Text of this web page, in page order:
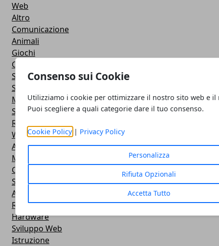
Consenso sui Cookie
Utilizziamo i cookie per ottimizzare il nostro sito web e il
Puoi scegliere a quali categorie dare il tuo consenso.
Cookie Policy| Privacy Policy
Personalizza
Rifiuta Opzionali
Accetta Tutto
Web
Altro
Comunicazione
Animali
Giochi
Cucina
Servizi online
Salute e Bellezza
Motori
Sport
Relazioni
Web e Social
Accessori
Mobile
Comprare online
Social Network
Applicazioni
Rete
Hardware
Sviluppo Web
Istruzione